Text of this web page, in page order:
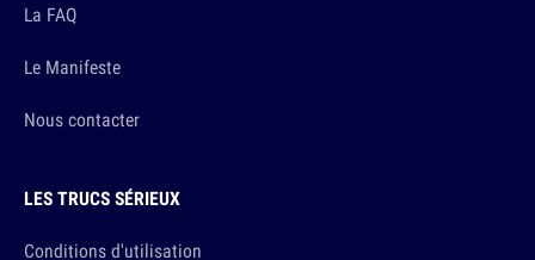
La FAQ
Le Manifeste
Nous contacter
LES TRUCS SÉRIEUX
Conditions d'utilisation